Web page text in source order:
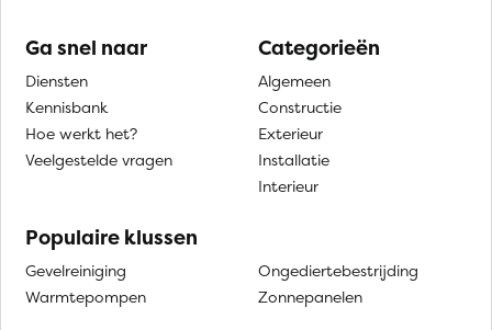
Ga snel naar
Diensten
Kennisbank
Hoe werkt het?
Veelgestelde vragen
Categorieën
Algemeen
Constructie
Exterieur
Installatie
Interieur
Populaire klussen
Gevelreiniging
Warmtepompen
Ongediertebestrijding
Zonnepanelen